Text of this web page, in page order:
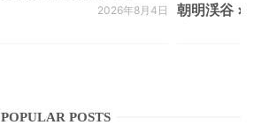
2026年8月4日
朝明渓谷 ×
POPULAR POSTS